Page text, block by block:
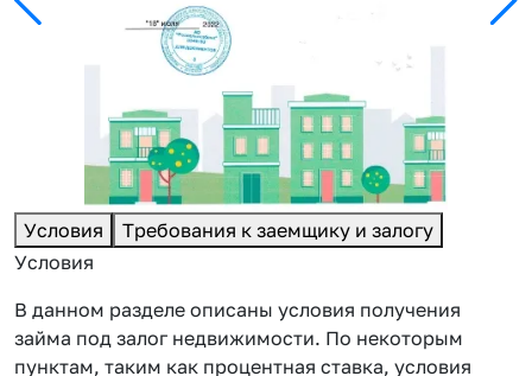
Условия
Требования к заемщику и залогу
Условия
В данном разделе описаны условия получения
займа под залог недвижимости. По некоторым
пунктам, таким как процентная ставка, условия